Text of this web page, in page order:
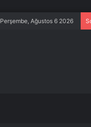
Perşembe, Ağustos 6 2026